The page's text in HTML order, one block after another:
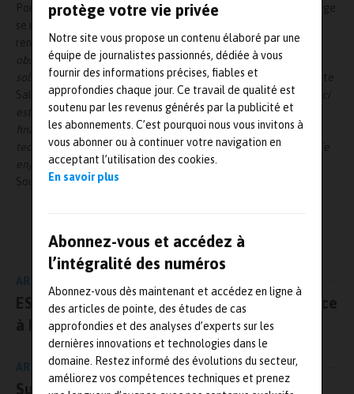
protège votre vie privée
Notre site vous propose un contenu élaboré par une
équipe de journalistes passionnés, dédiée à vous
fournir des informations précises, fiables et
approfondies chaque jour. Ce travail de qualité est
soutenu par les revenus générés par la publicité et
les abonnements. C’est pourquoi nous vous invitons à
vous abonner ou à continuer votre navigation en
acceptant l’utilisation des cookies.
En savoir plus
Abonnez-vous et accédez à
l’intégralité des numéros
Abonnez-vous dès maintenant et accédez en ligne à
des articles de pointe, des études de cas
approfondies et des analyses d’experts sur les
dernières innovations et technologies dans le
domaine. Restez informé des évolutions du secteur,
améliorez vos compétences techniques et prenez
Pour l’association Hélios, les valeurs du European Solar Challenge
se rapprochent des siennes : promouvoir des énergies
renouvelables et durables.«Malgré les progrès qui ont été
observés ces dernières années, les panneaux et batteries
solaires ne sont pas encore totalement propres, affirme Baptiste
Salomez, président 2018 de l’association Hélios.L’importance ici
est de soutenir la recherche sur ce sujet et d’engendrer des
financements qui aideront à développer de nouvelles
techniques, plus propres et plus durables. Il s’agit d’un véritable
enjeu écologique à l’échelle mondiale.»
Source :https://www.hei.fr/
Mesures-et-tests.com
ARTICLE PRÉCÉDENT
ESI Group inaugure son nouveau siège France
à Rungis
ARTICLE SUIVANT
Sur le Mondial de Paris, Faurecia veut